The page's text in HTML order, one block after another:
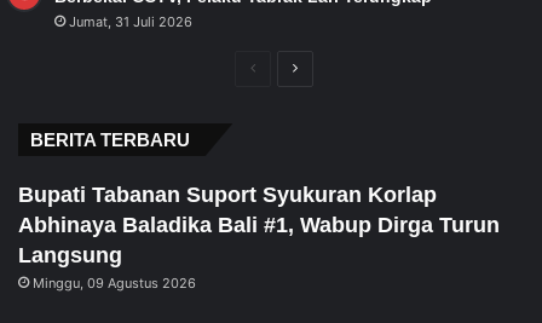
Jumat, 31 Juli 2026
PreviousNext
BERITA TERBARU
Bupati Tabanan Suport Syukuran Korlap
Abhinaya Baladika Bali #1, Wabup Dirga Turun
Langsung
Minggu, 09 Agustus 2026